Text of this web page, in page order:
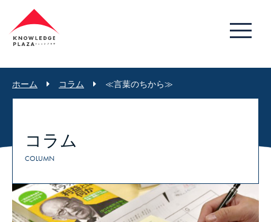
ホーム コラム ≪言葉のちから≫
コラム
COLUMN